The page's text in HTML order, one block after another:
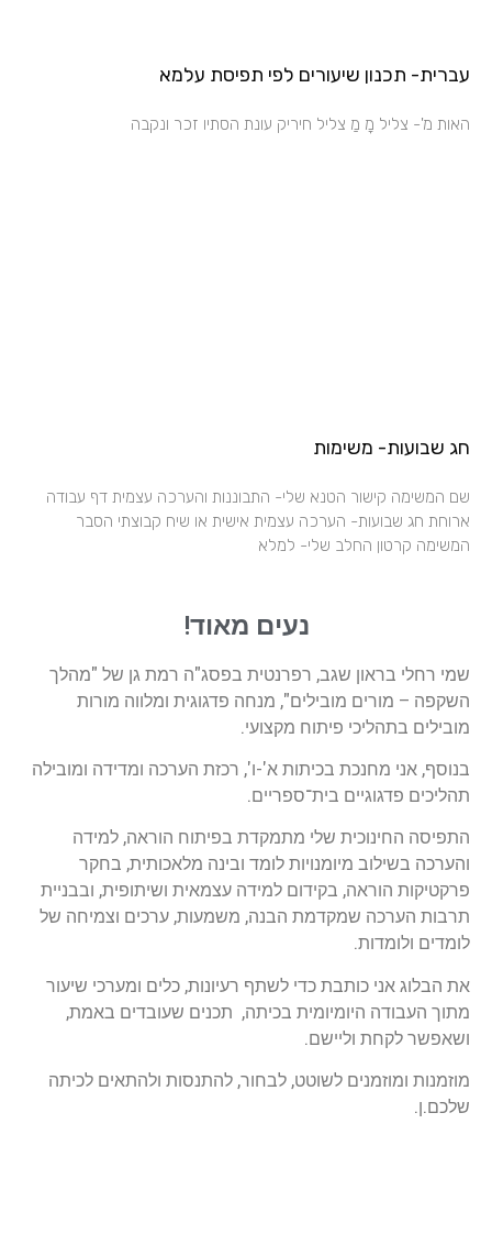
עברית- תכנון שיעורים לפי תפיסת עלמא
האות מ'- צליל מָ מַ צליל חיריק עונת הסתיו זכר ונקבה
חג שבועות- משימות
שם המשימה קישור הטנא שלי- התבוננות והערכה עצמית דף עבודה
ארוחת חג שבועות- הערכה עצמית אישית או שיח קבוצתי הסבר
המשימה קרטון החלב שלי- למלא
נעים מאוד!
שמי רחלי בראון שגב, רפרנטית בפסג"ה רמת גן של "מהלך
השקפה – מורים מובילים", מנחה פדגוגית ומלווה מורות
מובילים בתהליכי פיתוח מקצועי.
בנוסף, אני מחנכת בכיתות א'-ו', רכזת הערכה ומדידה ומובילה
תהליכים פדגוגיים בית־ספריים.
התפיסה החינוכית שלי מתמקדת בפיתוח הוראה, למידה
והערכה בשילוב מיומנויות לומד ובינה מלאכותית, בחקר
פרקטיקות הוראה, בקידום למידה עצמאית ושיתופית, ובבניית
תרבות הערכה שמקדמת הבנה, משמעות, ערכים וצמיחה של
לומדים ולומדות.
את הבלוג אני כותבת כדי לשתף רעיונות, כלים ומערכי שיעור
מתוך העבודה היומיומית בכיתה, תכנים שעובדים באמת,
ושאפשר לקחת וליישם.
מוזמנות ומוזמנים לשוטט, לבחור, להתנסות ולהתאים לכיתה
שלכם.ן.